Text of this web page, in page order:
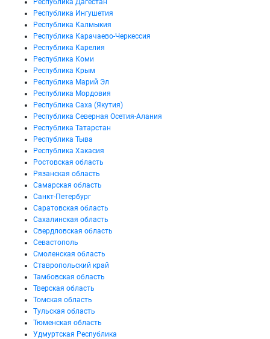
Республика Дагестан
Республика Ингушетия
Республика Калмыкия
Республика Карачаево-Черкессия
Республика Карелия
Республика Коми
Республика Крым
Республика Марий Эл
Республика Мордовия
Республика Саха (Якутия)
Республика Северная Осетия-Алания
Республика Татарстан
Республика Тыва
Республика Хакасия
Ростовская область
Рязанская область
Самарская область
Санкт-Петербург
Саратовская область
Сахалинская область
Свердловская область
Севастополь
Смоленская область
Ставропольский край
Тамбовская область
Тверская область
Томская область
Тульская область
Тюменская область
Удмуртская Республика